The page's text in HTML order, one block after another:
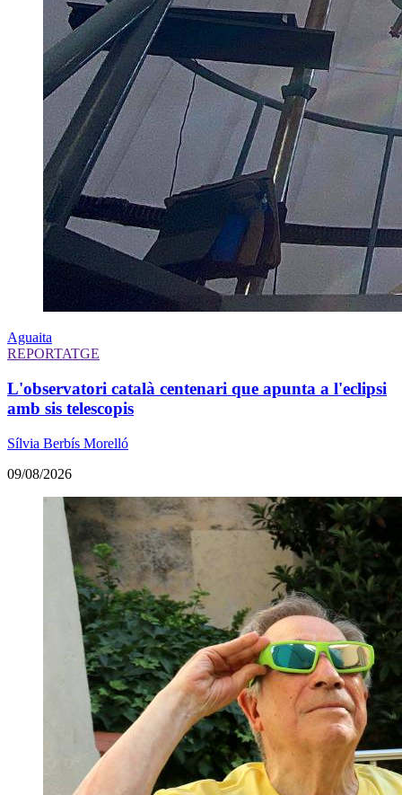
Aguaita
REPORTATGE
L'observatori català centenari que apunta a l'eclipsi
amb sis telescopis
Sílvia Berbís Morelló
09/08/2026